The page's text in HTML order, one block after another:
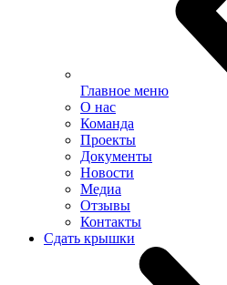
Главное меню
О нас
Команда
Проекты
Документы
Новости
Медиа
Отзывы
Контакты
Сдать крышки